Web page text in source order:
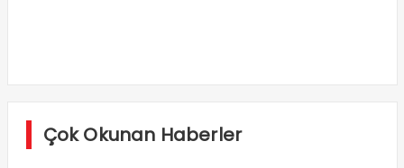
Çok Okunan Haberler